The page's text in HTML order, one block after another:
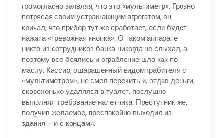
громогласно заявляя, что это «мультиметр». Грозно
потрясая своим устрашающим агрегатом, он
кричал, что прибор тут же сработает, если будет
нажата «тревожная кнопка». О таком аппарате
никто из сотрудников банка никогда не слыхал, а
поэтому все боялись и ограбление шло как по
маслу. Кассир, ошарашенный видом грабителя с
«мультиметром», не смел перечить и, отдав деньги,
скорехонько удалялся в туалет, послушно
выполняя требование налетчика. Преступник же,
получив желаемое, преспокойно выходил из
здания – и с концами.